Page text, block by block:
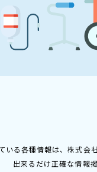
いる各種情報は、株式会
出来るだけ正確な情報